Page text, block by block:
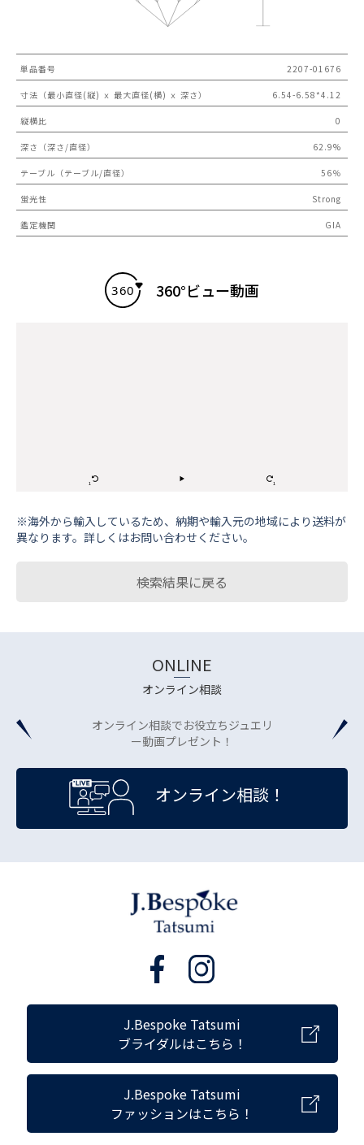
単品番号 2207-01676
寸法（最小直径(縦) ｘ 最大直径(横) ｘ 深さ） 6.54-6.58*4.12
縦横比 0
深さ（深さ/直径） 62.9%
テーブル（テーブル/直径） 56％
蛍光性 Strong
鑑定機関 GIA
360°ビュー動画
※海外から輸⼊しているため、納期や輸⼊元の地域により送料が
異なります。詳しくはお問い合わせください。
検索結果に戻る
ONLINE
オンライン相談
オンライン相談でお役立ちジュエリ
ー動画プレゼント！
オンライン相談！
J.Bespoke Tatsumi
ブライダルはこちら！
J.Bespoke Tatsumi
ファッションはこちら！